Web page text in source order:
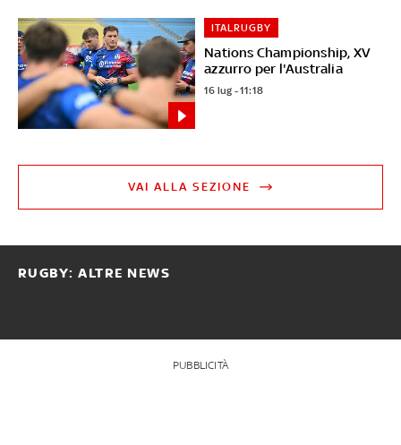
Nations Championship, XV
azzurro per l'Australia
ITALRUGBY
16 lug - 11:18
VAI ALLA SEZIONE
RUGBY: ALTRE NEWS
PUBBLICITÀ